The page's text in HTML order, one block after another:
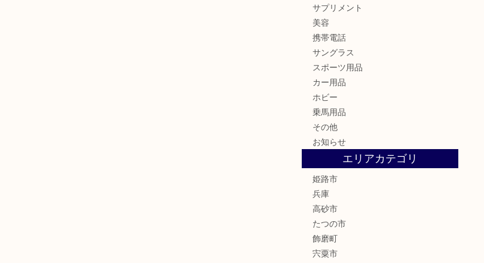
サプリメント
美容
携帯電話
サングラス
スポーツ用品
カー用品
ホビー
乗馬用品
その他
お知らせ
エリアカテゴリ
姫路市
兵庫
高砂市
たつの市
飾磨町
宍粟市